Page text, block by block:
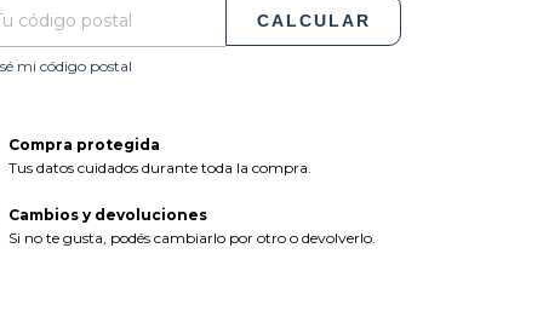
CALCULAR
mi código postal
Compra protegida
Tus datos cuidados durante toda la compra.
Cambios y devoluciones
Si no te gusta, podés cambiarlo por otro o devolverlo.